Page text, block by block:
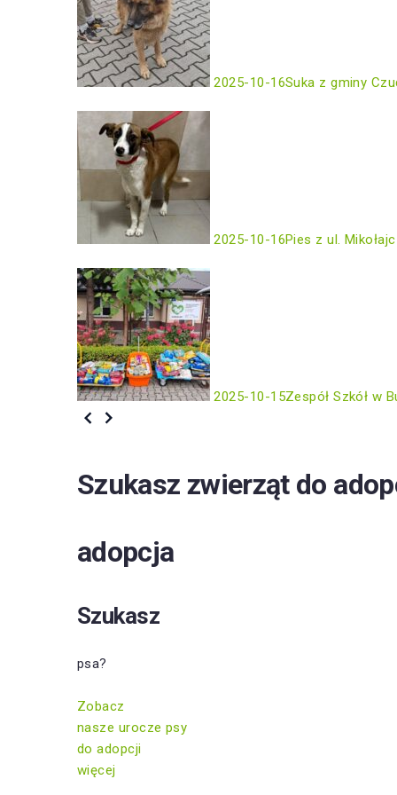
2025-10-16Suka z gminy
2025-10-16Pies z ul.
2025-10-15Zespół Szkół w
Szukasz zwierząt do
adopcja
Szukasz
psa?
Zobacz
nasze urocze psy
do adopcji
więcej